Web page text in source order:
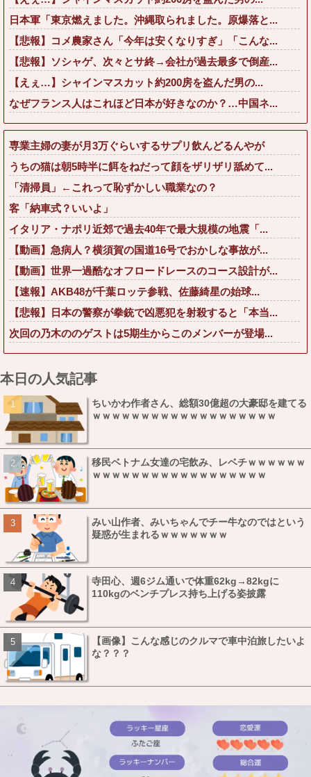
日本軍「東京燃えました。沖縄取られました。原爆落と...
【悲報】コメ農家さん「今年は安くなりすぎ」「こんな...
【悲報】ソシャゲ、次々とサ終→会社が過去最多で倒産...
【えぇ…】シャインマスカット約200房を盗んだ男の...
なぜフランス人はこれほど日本が好きなのか？…中国ネ...
専業主婦の妻が月3万ぐらいするサプリ飲んどるんやが
うちの猫は朝5時半に餌をねだって顔をザリザリ舐めて...
「清掃員」←これって恥ずかしい職業なの？
客「納車式？いいよ」
イタリア・ナポリ近郊で過去40年で最大規模の地震「...
【動画】急病人？横須賀の国道16号でおかしな事故が...
【動画】世界一過酷なオフロードレースのコース設計が...
【速報】AKB48が千葉ロッテ参戦、佐藤綺星の始球...
【悲報】日本の警察が拳銃で凶悪犯を射殺すると「本当...
次回の乃木ののゲストは5期生からこのメンバーが登場...
本日の人気記事
ちいかわ作者さん、総額30億超の大豪邸を建てる
ｗｗｗｗｗｗｗｗｗｗｗｗｗｗｗｗｗｗｗ
移民ベトナム女達の宅飲み、レベチｗｗｗｗｗｗ
ｗｗｗｗｗｗｗｗｗｗｗｗｗｗｗｗｗｗ
みい山作者、みいちゃんでチー牛なのではという
疑惑が生まれるｗｗｗｗｗｗｗ
寺田心、週6ジム通いで体重62kg→82kgに
110kgのベンチプレス持ち上げる姿披露
【画像】こんな感じのクルマで車中泊旅したいよ
な？？？